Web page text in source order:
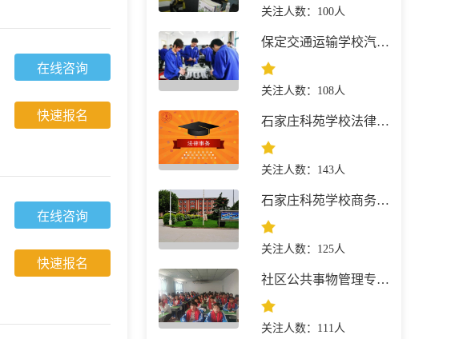
在线咨询
快速报名
在线咨询
快速报名
关注人数：100人
保定交通运输学校汽修专业介绍，保定交通学校网上报名
关注人数：108人
石家庄科苑学校法律事务专业介绍
关注人数：143人
石家庄科苑学校商务英语专业介绍
关注人数：125人
社区公共事物管理专业-石家庄科苑
关注人数：111人